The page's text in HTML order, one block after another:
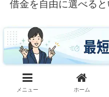
借金を自由に選べると
例えば、車のローン
がかかる奨学金など
クレジットカードの
にすることが可能です
メニュー ホーム